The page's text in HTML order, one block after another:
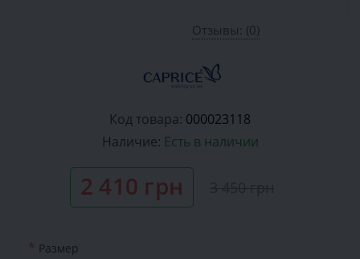
Отзывы: (0)
Код товара: 000023118
Наличие: Есть в наличии
2 410 грн
* Размер